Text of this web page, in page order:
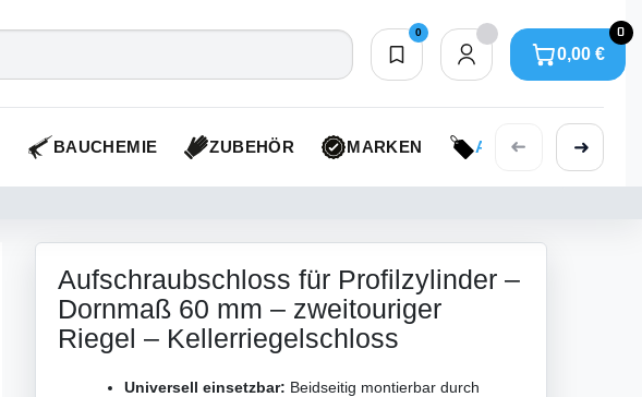
0
Merkliste
0
0,00 €
0,00 €
BAUCHEMIE ZUBEHÖR MARKEN AKTIONEN
➜ ➜
Aufschraubschloss für Profilzylinder –
Dornmaß 60 mm – zweitouriger
Riegel – Kellerriegelschloss
Universell einsetzbar: Beidseitig montierbar durch